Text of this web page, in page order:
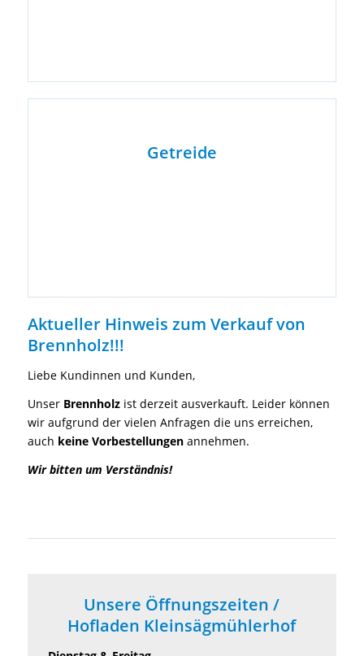
Getreide
Aktueller Hinweis zum Verkauf von
Brennholz!!!
Liebe Kundinnen und Kunden,
Unser Brennholzist derzeit ausverkauft. Leider können
wir aufgrund der vielen Anfragen die uns erreichen,
auch keine Vorbestellungenannehmen.
Wir bitten um Verständnis!
Unsere Öffnungszeiten /
Hofladen Kleinsägmühlerhof